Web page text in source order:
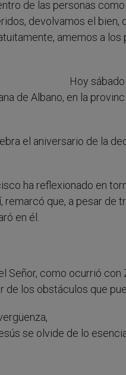
de las personas
devolvamos el
amemos a
Hoy
de Albano, en la
el aniversario de la
ha reflexionado en
que, a pesar de
en él.
Señor, como ocurrió
los obstáculos que
se olvide de lo